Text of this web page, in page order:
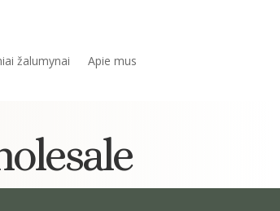
žalumynai
Apie mus